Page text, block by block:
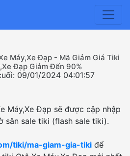
Máy,Xe Đạp - Mã Giảm Giá Tiki
Đạp Giảm Đến 90%
09/01/2024 04:01:57
Máy,Xe Đạp sẽ được cập nhập
săn sale tiki (flash sale tiki).
tiki/ma-giam-gia-tiki để